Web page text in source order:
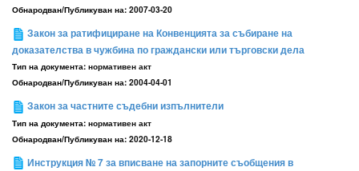
Обнародван/Публикуван на: 2007-03-20
Закон за ратифициране на Конвенцията за събиране на
доказателства в чужбина по граждански или търговски дела
Тип на документа: нормативен акт
Обнародван/Публикуван на: 2004-04-01
Закон за частните съдебни изпълнители
Тип на документа: нормативен акт
Обнародван/Публикуван на: 2020-12-18
Инструкция № 7 за вписване на запорните съобщения в